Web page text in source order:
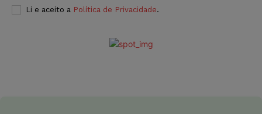
Li e aceito a Política de Privacidade.